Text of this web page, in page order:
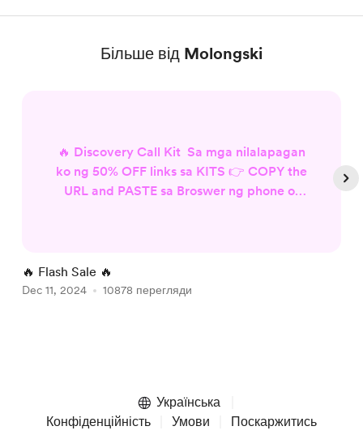
Більше від Molongski
🔥 Discovery Call Kit Sa mga nilalapagan
ko ng 50% OFF links sa KITS 👉 COPY the
URL and PASTE sa Broswer ng phone or
paste the links sa browser pag ayaw pa
din re-enter the codes. 🔥 Worksheet Sa
🔥 Flash Sale 🔥
Dec 11, 2024 10878 перегляди
Українська
Конфіденційність
Умови Поскаржитись